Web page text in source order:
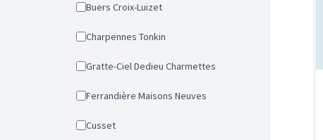
Buers Croix-Luizet
Charpennes Tonkin
Gratte-Ciel Dedieu Charmettes
Ferrandière Maisons Neuves
Cusset